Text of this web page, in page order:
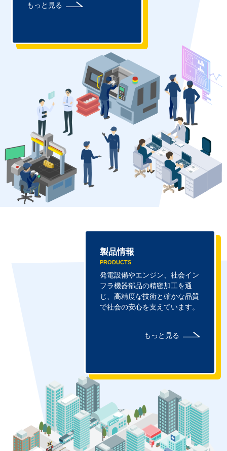
もっと見る
製品情報
PRODUCTS
発電設備やエンジン、社会イン
フラ機器部品の精密加工を通
じ、高精度な技術と確かな品質
で社会の安心を支えています。
もっと見る